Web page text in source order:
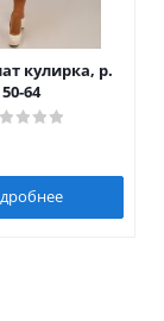
кулирка, р.
50-64